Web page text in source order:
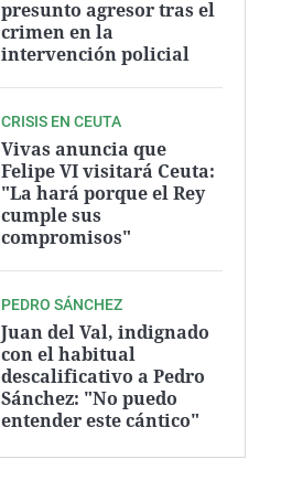
presunto agresor tras el
crimen en la
intervención policial
CRISIS EN CEUTA
Vivas anuncia que
Felipe VI visitará Ceuta:
"La hará porque el Rey
cumple sus
compromisos"
PEDRO SÁNCHEZ
Juan del Val, indignado
con el habitual
descalificativo a Pedro
Sánchez: "No puedo
entender este cántico"